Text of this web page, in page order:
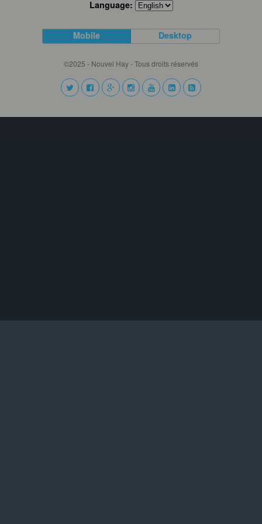
Language:
Mobile Desktop
©2025 - Nouvel Hay - Tous droits réservés